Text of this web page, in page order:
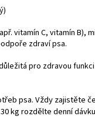
vitamín C, vitamín B),
zdraví psa.
pro zdravou
psa. Vždy zajistěte
kg rozdělte denní